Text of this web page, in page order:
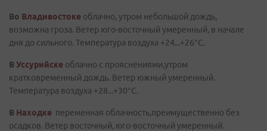
Во Владивостоке облачно, утром небольшой дождь,
возможна гроза. Ветер юго-восточный умеренный, в начале
дня до сильного. Температура воздуха +24...+26°C.
ВУссурийске облачно с прояснениями,утром
кратковременный дождь. Ветер южный умеренный.
Температура воздуха +28...+30°C.
В Находке переменная облачность,преимущественно без
осадков. Ветер восточный, юго-восточный умеренный.